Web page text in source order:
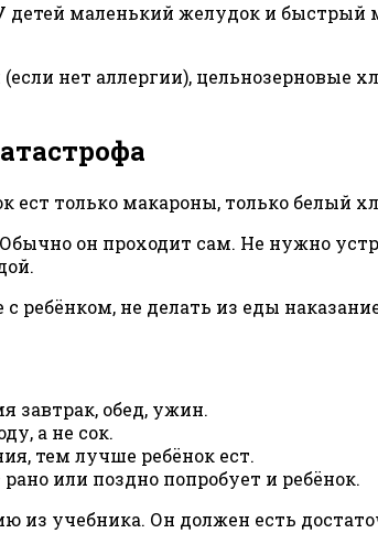
детей маленький желудок и
нет аллергии), цельнозерновые
только макароны, только белый
он проходит сам. Не нужно
ребёнком, не делать из еды
завтрак, обед, ужин.
а не сок.
тем лучше ребёнок ест.
или поздно попробует и ребёнок.
из учебника. Он должен есть